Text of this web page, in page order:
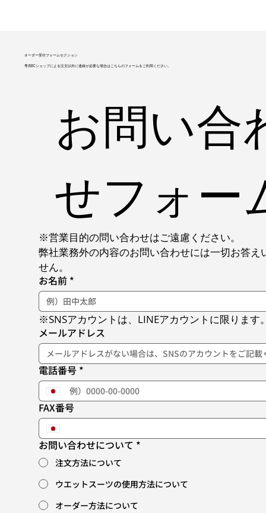
オーダー受付フォームセクション
専用ECショップによる注文以外に連絡が必要な場合はこちらのフォームをご利用ください。
お問い合
せフォー
※営業目的の問い合わせはご遠慮ください。
弊社業務外の内容のお問い合わせには一切お答え
せん。
お名前 *
※SNSアカウントは、LINEアカウントに限ります
メールアドレス
電話番号 *
FAX番号
お問い合わせについて *
注文方法について
ウエットスーツの使用方法について
オーダー方法について